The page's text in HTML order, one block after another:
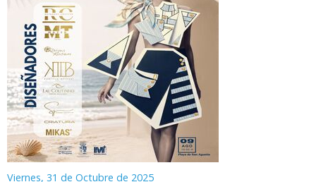
Viernes, 31 de Octubre de 2025